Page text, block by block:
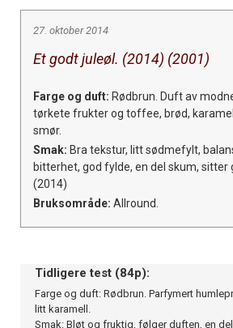
27. oktober 2014
Et godt juleøl. (2014) (2001)
Farge og duft: Rødbrun. Duft av
tørkete frukter og toffee, brød,
smør.
Smak: Bra tekstur, litt sødmefylt,
bitterhet, god fylde, en del skum, sitter
(2014)
Bruksområde: Allround.
Tidligere test (84p):
Farge og duft: Rødbrun. Parfymert
litt karamell.
Smak: Bløt og fruktig, følger duften, en